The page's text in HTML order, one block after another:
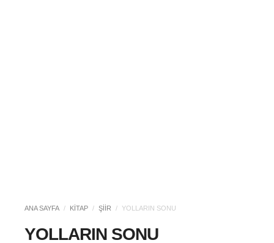
ANA SAYFA / KITAP / ŞIIR / YOLLARIN SONU
YOLLARIN SONU